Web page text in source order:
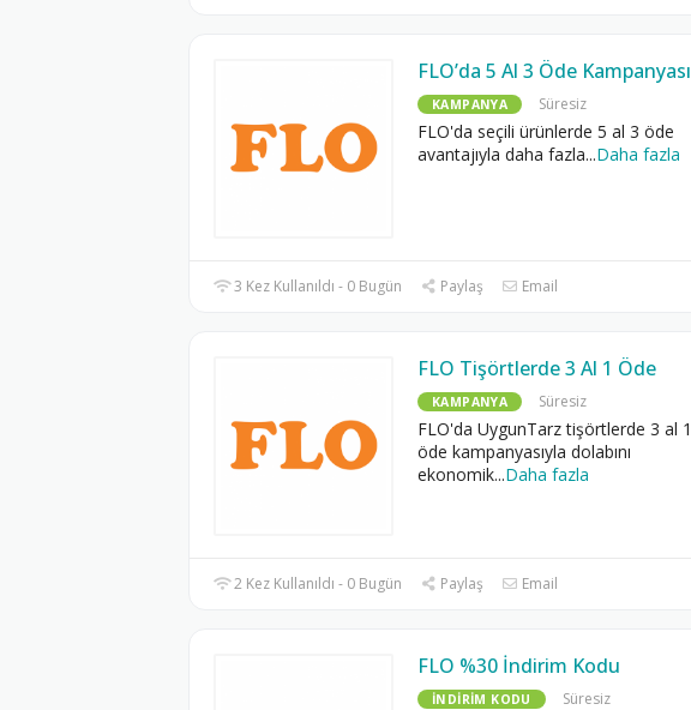
FLO’da 5 Al 3 Öde Kampanyası
KAMPANYA Süresiz
FLO'da seçili ürünlerde 5 al 3 öde
avantajıyla daha fazla...Daha fazla
3 Kez Kullanıldı - 0 Bugün Paylaş Email
FLO Tişörtlerde 3 Al 1 Öde
KAMPANYA Süresiz
FLO'da UygunTarz tişörtlerde 3 al 1
öde kampanyasıyla dolabını
ekonomik...Daha fazla
2 Kez Kullanıldı - 0 Bugün Paylaş Email
FLO %30 İndirim Kodu
İNDIRIM KODU Süresiz